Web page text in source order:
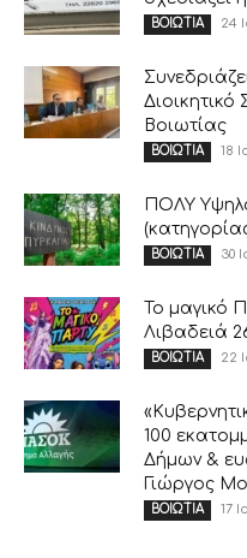
ΒΟΙΩΤΙΑ 24
Βοιωτίας
ΒΟΙΩΤΙΑ 18
ΠΟΛΥ
ΒΟΙΩΤΙΑ 30
Το μαγικό
Λιβαδειά
ΒΟΙΩΤΙΑ 22
100
Δήμων &
Γιώργος
ΒΟΙΩΤΙΑ 17